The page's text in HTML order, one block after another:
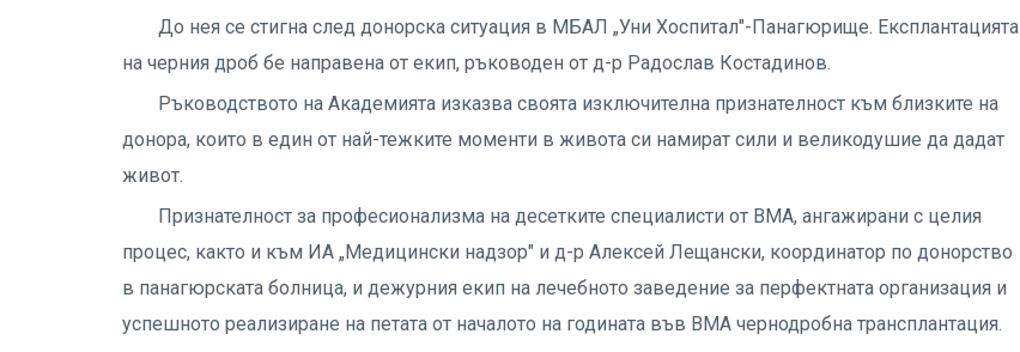
До нея се стигна след донорска ситуация в МБАЛ „Уни Хоспитал"-Панагюрище. Експлантацията
на черния дроб бе направена от екип, ръководен от д-р Радослав Костадинов.
Ръководството на Академията изказва своята изключителна признателност към близките на
донора, които в един от най-тежките моменти в живота си намират сили и великодушие да дадат
живот.
Признателност за професионализма на десетките специалисти от ВМА, ангажирани с целия
процес, както и към ИА „Медицински надзор" и д-р Алексей Лещански, координатор по донорство
в панагюрската болница, и дежурния екип на лечебното заведение за перфектната организация и
успешното реализиране на петата от началото на годината във ВМА чернодробна трансплантация.